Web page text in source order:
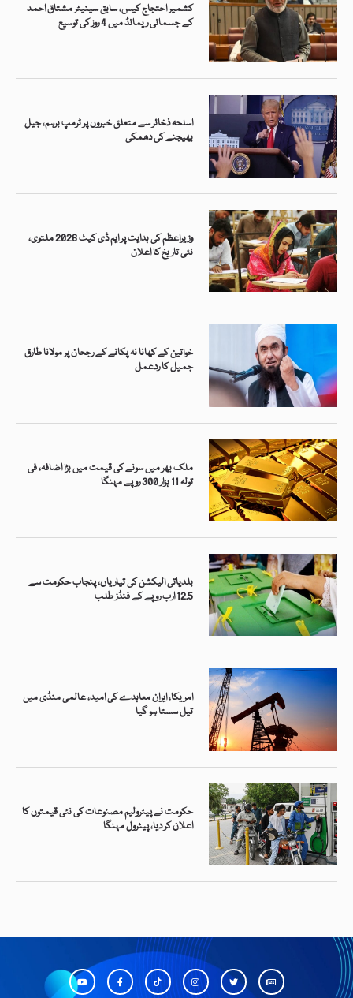
کشمیر احتجاج کیس، سابق سینیٹر مشتاق احمد
کے جسمانی ریمانڈ میں 4 روز کی توسیع
اسلحہ ذخائر سے متعلق خبروں پر ٹرمپ برہم، جیل
بھیجنے کی دھمکی
وزیراعظم کی ہدایت پر ایم ڈی کیٹ 2026 ملتوی،
نئی تاریخ کا اعلان
خواتین کے کھانا نہ پکانے کے رجحان پر مولانا طارق
جمیل کا ردعمل
ملک بھر میں سونے کی قیمت میں بڑا اضافہ، فی
تولہ 11 ہزار 300 روپے مہنگا
بلدیاتی الیکشن کی تیاریاں، پنجاب حکومت سے
12.5 ارب روپے کے فنڈز طلب
امریکا، ایران معاہدے کی امید، عالمی منڈی میں
تیل سستا ہو گیا
حکومت نے پیٹرولیم مصنوعات کی نئی قیمتوں کا
اعلان کر دیا، پیٹرول مہنگا